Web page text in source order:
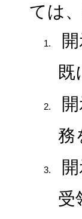
ては
既
務
受